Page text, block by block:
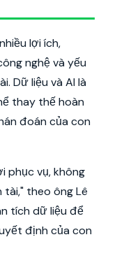
lợi ích,
nghệ và yếu
Dữ liệu và AI là
thay thế hoàn
đoán của con
phục vụ, không
theo ông Lê
tích dữ liệu để
định của con